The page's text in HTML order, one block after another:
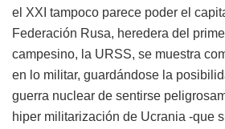
el XXI tampoco parece poder el
Federación Rusa, heredera del
campesino, la URSS, se muestra
en lo militar, guardándose la
guerra nuclear de sentirse
hiper militarización de Ucrania -que